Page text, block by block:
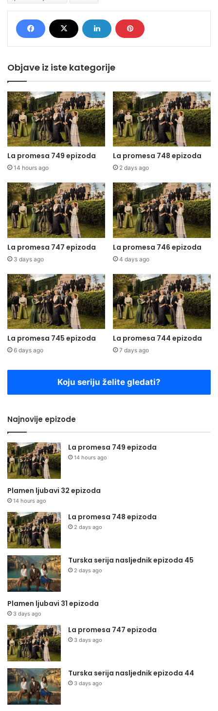
Objave iz iste kategorije
La promesa 749 epizoda
14 hours ago
La promesa 748 epizoda
2 days ago
La promesa 747 epizoda
3 days ago
La promesa 746 epizoda
4 days ago
La promesa 745 epizoda
6 days ago
La promesa 744 epizoda
7 days ago
Koju seriju želite gledati?
Najnovije epizode
La promesa 749 epizoda
14 hours ago
Plamen ljubavi 32 epizoda
14 hours ago
La promesa 748 epizoda
2 days ago
Turska serija nasljednik epizoda 45
2 days ago
Plamen ljubavi 31 epizoda
3 days ago
La promesa 747 epizoda
3 days ago
Turska serija nasljednik epizoda 44
3 days ago